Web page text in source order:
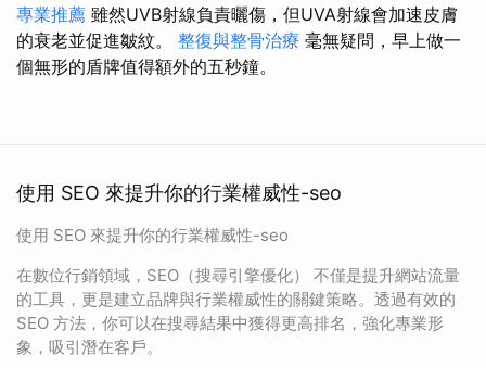
專業推薦 雖然UVB射線負責曬傷，但UVA射線會加速皮膚
的衰老並促進皺紋。 整復與整骨治療 毫無疑問，早上做一
個無形的盾牌值得額外的五秒鐘。
使用 SEO 來提升你的行業權威性-seo
使用 SEO 來提升你的行業權威性-seo
在數位行銷領域，SEO（搜尋引擎優化） 不僅是提升網站流量
的工具，更是建立品牌與行業權威性的關鍵策略。透過有效的
SEO 方法，你可以在搜尋結果中獲得更高排名，強化專業形
象，吸引潛在客戶。